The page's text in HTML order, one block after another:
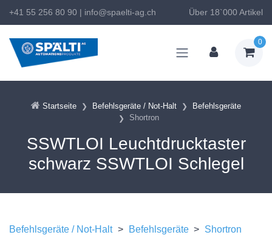
+41 55 256 80 90 | info@spaelti-ag.ch Über 18`000 Artikel
0
Startseite Befehlsgeräte / Not-Halt
Befehlsgeräte
Shortron
SSWTLOI Leuchtdrucktaster
schwarz SSWTLOI Schlegel
Befehlsgeräte / Not-Halt > Befehlsgeräte > Shortron